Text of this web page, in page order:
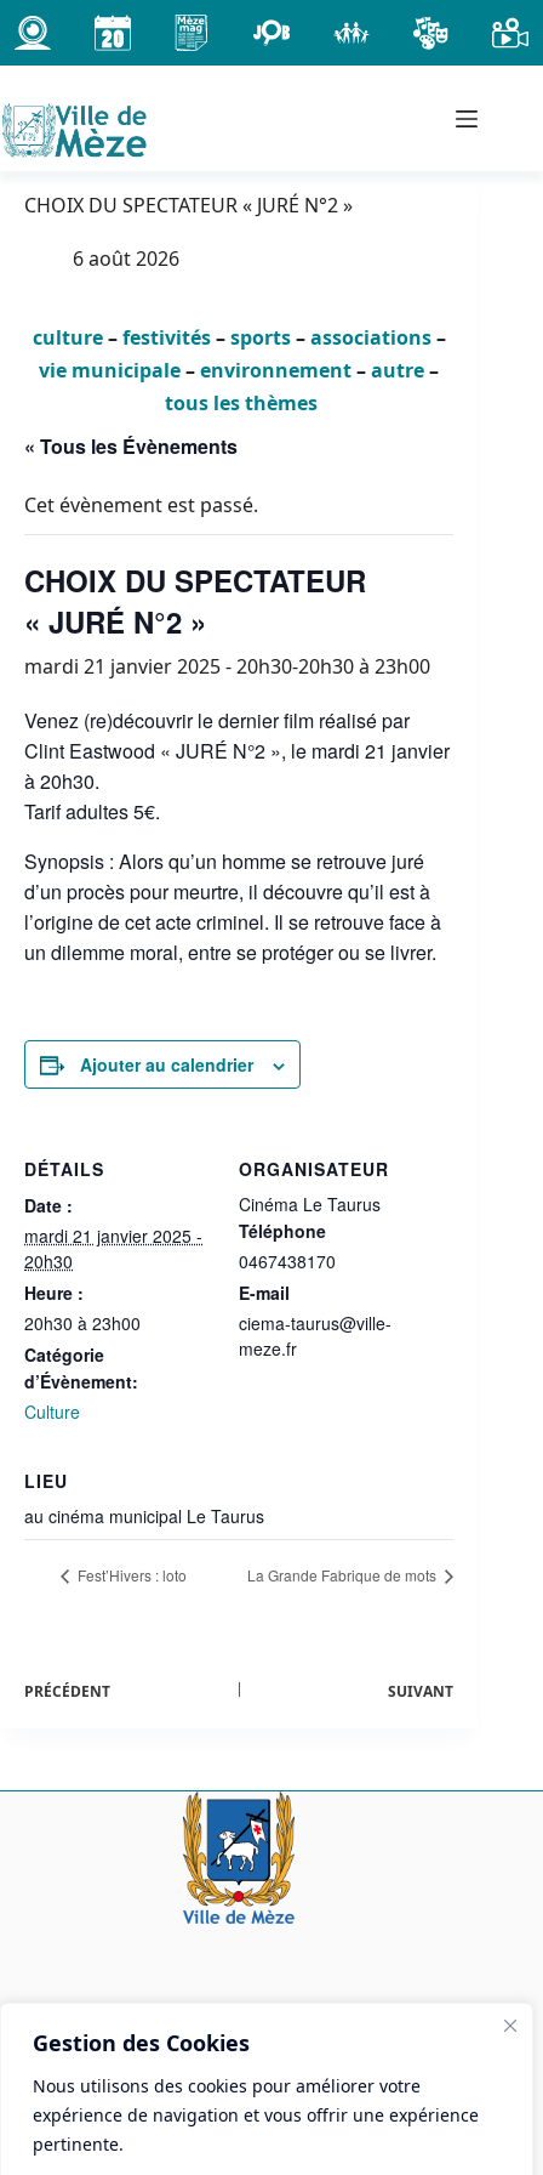
Gestion des Cookies
Nous utilisons des cookies pour améliorer votre
expérience de navigation et vous offrir une expérience
pertinente.
Passer
au
contenu
CHOIX DU SPECTATEUR « JURÉ N°2 »
6 août 2026
culture–festivités–sports–associations–
vie municipale–environnement–autre–
tous les thèmes
« Tous les Évènements
Cet évènement est passé.
CHOIX DU SPECTATEUR
« JURÉ N°2 »
mardi 21 janvier 2025 - 20h30-20h30à 23h00
Venez (re)découvrir le dernier film réalisé par
Clint Eastwood « JURÉ N°2 », le mardi 21 janvier
à 20h30.
Tarif adultes 5€.
Synopsis : Alors qu’un homme se retrouve juré
d’un procès pour meurtre, il découvre qu’il est à
l’origine de cet acte criminel. Il se retrouve face à
un dilemme moral, entre se protéger ou se livrer.
Ajouter au calendrier
DÉTAILS
Date :
mardi 21 janvier 2025 -
20h30
Heure :
20h30 à 23h00
Catégorie
d’Évènement:
Culture
ORGANISATEUR
Cinéma Le Taurus
Téléphone
0467438170
E-mail
ciema-taurus@ville-
meze.fr
LIEU
au cinéma municipal Le Taurus
Fest’Hivers : loto La Grande Fabrique de mots
PRÉCÉDENT SUIVANT
Mairie de Mèze
Place Aristide Briand - BP 28 34140 Mèze
Tél :04 67 18 30 30
Mail :